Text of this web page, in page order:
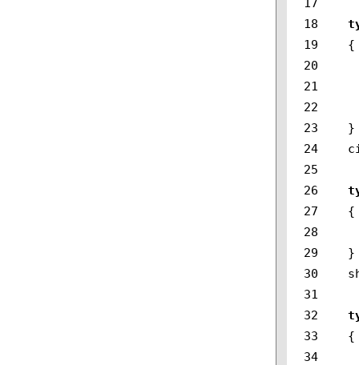
17
18
19
20
21
22
23
24
25
26
27
28
29
30
31
32
33
34
{
}
{
}
{